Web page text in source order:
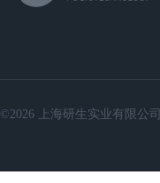
©2026 上海研生实业有限公